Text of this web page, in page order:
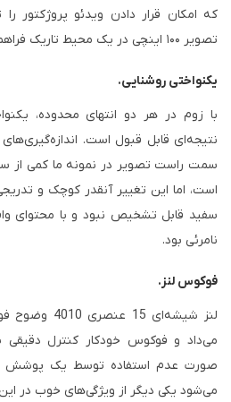
تصویر ۱۰۰ اینچی در یک محیط تاریک فراهم می‌کند.
یکنواختی روشنایی.
نتیجه‌ای قابل قبول است.
سمت راست تصویر در نمونه ما کمی
سفید قابل تشخیص نبود و با محتوای
نامرئی بود.
فوکوس لنز.
لنز شیشه‌ای
می‌داد و فوکوس خودکار کنترل دقیقی
صورت عدم استفاده توسط یک پوشش
می‌شود یکی دیگر از ویژگی‌های خوب در این قیمت